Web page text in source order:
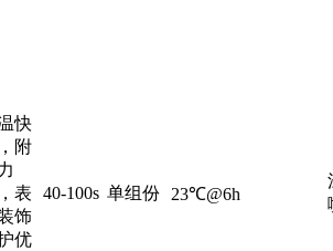
快
附
表
饰
优
40-100s 单组份 23℃@6h